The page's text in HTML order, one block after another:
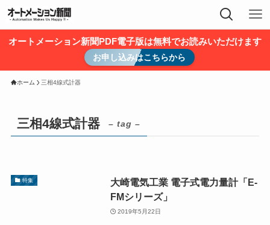
オートメーション新聞PDF電子版は無料でお読みいただけます
お申し込みはこちらから
ホーム 三相4線式計器
三相4線式計器 – tag –
特集
大崎電気工業 電子式電力量計「E-
FMシリーズ」
2019年5月22日